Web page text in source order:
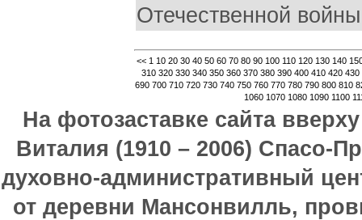
Отечественной
<< 1 10 20 30 40 50 60 70 80 90 100 110 120 130 140
310 320 330 340 350 360 370 380 390 400 410 420 430
690 700 710 720 730 740 750 760 770 780 790 800 810
1060 1070 1080 1090 1100
На фотозаставке сайта
Виталия (1910 – 2006) Спасо-
духовно-административный
от деревни Мансонвилль,